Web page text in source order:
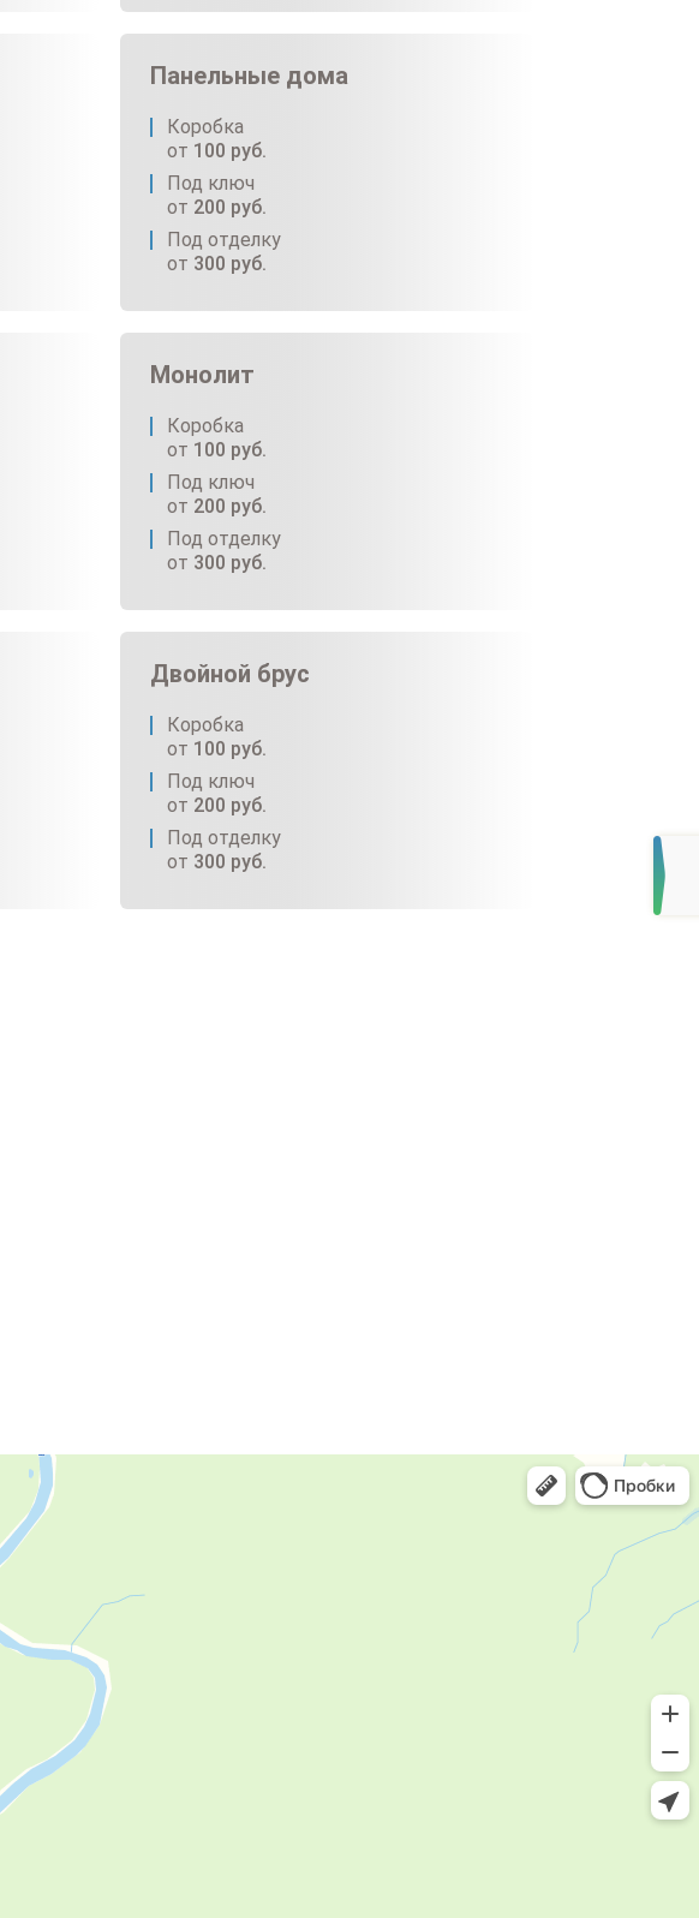
Панельные дома
Коробка
от 100 руб.
Под ключ
от 200 руб.
Под отделку
от 300 руб.
Монолит
Коробка
от 100 руб.
Под ключ
от 200 руб.
Под отделку
от 300 руб.
Двойной брус
Коробка
от 100 руб.
Под ключ
от 200 руб.
Под отделку
от 300 руб.